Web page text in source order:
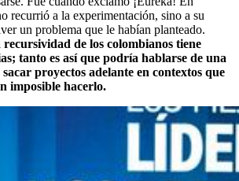
recurrió a la experimentación, sino a su
un problema que le habían planteado.
de los colombianos tiene
tanto es así que podría hablarse de una
proyectos adelante en contextos que
imposible hacerlo.